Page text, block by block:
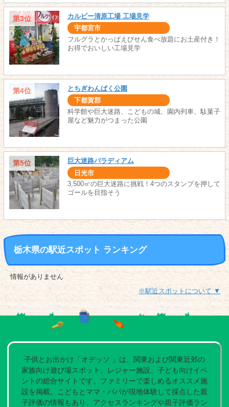
第3位 カルビー清原工場 工場見学
宇都宮市
フルグラとかっぱえびせん食べ放題にお土産付き！
お得でおいしい工場見学
第4位 とちぎわんぱく公園
下都賀郡
科学館や巨大迷路、こどもの城、園内列車、駄菓子
屋など魅力がつまった公園
第5位 巨大迷路パラディアム
日光市
3,500㎡の巨大迷路に挑戦！4つのスタンプを押して
ゴールを目指そう
栃木県の駅近スポット ランキング
情報がありません
※駅近スポットについて ▼
子供とお出かけ「オデッソ 」は、関東および関東近郊の
家族向け遊び場スポット、レジャー施設、子ども向けイベ
ントの総合サイトです。ファミリーで楽しめるオススメ施
設を掲載。こどもとママ・パパが現地体験して採点した親
子評価の情報もあり。アクセスランキングや親子評価ラン